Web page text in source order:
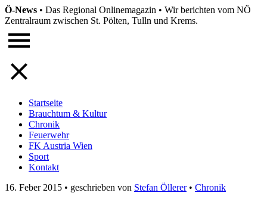
Ö-News • Das Regional Onlinemagazin • Wir berichten vom NÖ
Zentralraum zwischen St. Pölten, Tulln und Krems.
Startseite
Brauchtum & Kultur
Chronik
Feuerwehr
FK Austria Wien
Sport
Kontakt
16. Feber 2015 • geschrieben von Stefan Öllerer • Chronik